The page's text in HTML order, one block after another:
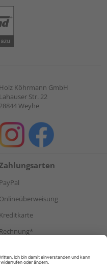
Holz Köhrmann GmbH
Lahauser Str. 22
28844 Weyhe
PayPal
Onlineüberweisung
Kreditkarte
Rechnung*